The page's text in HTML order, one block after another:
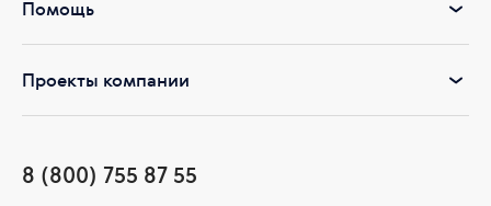
Помощь
Проекты компании
8 (800) 755 87 55